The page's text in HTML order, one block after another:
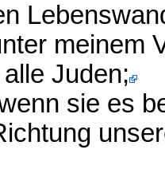
meinem
Juden;
sie es